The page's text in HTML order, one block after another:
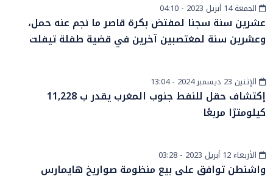
المزيد
الجمعة 14 أبريل 2023 - 04:10
عشرين سنة سجنا لمفتض بكرة قاصر ما نجم عنه حمل،
وعشرين سنة لمغتصبين آخرين في قضية طفلة تيفلت
أخبار الصحراءالإثنين 23 ديسمبر 2024 - 13:04
إكتشاف حقل للنفط جنوب المغرب يقدر ب 11,228
كيلومترًا مربعًا
دولي
الأربعاء 12 أبريل 2023 - 03:28
واشنطن توافق على بيع منظومة صواريخ هايمارس